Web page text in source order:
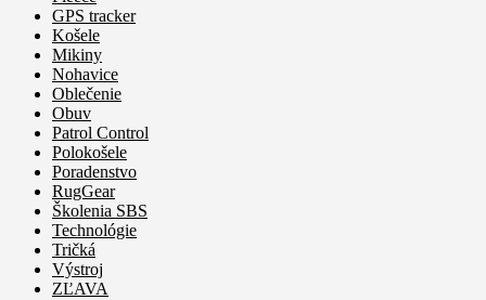
GPS tracker
Košele
Mikiny
Nohavice
Oblečenie
Obuv
Patrol Control
Polokošele
Poradenstvo
RugGear
Školenia SBS
Technológie
Tričká
Výstroj
ZĽAVA